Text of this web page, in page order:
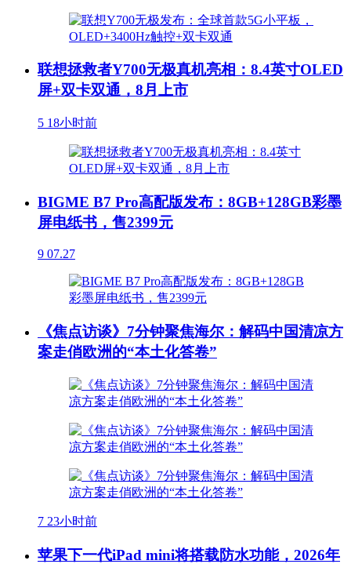
联想拯救者Y700无极真机亮相：8.4英寸OLED
屏+双卡双通，8月上市
5 18小时前
BIGME B7 Pro高配版发布：8GB+128GB彩墨
屏电纸书，售2399元
9 07.27
《焦点访谈》7分钟聚焦海尔：解码中国清凉方
案走俏欧洲的“本土化答卷”
7 23小时前
苹果下一代iPad mini将搭载防水功能，2026年